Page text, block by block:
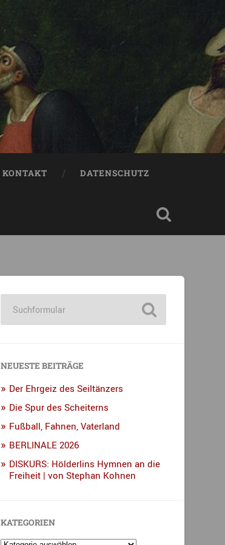
KONTAKT DATENSCHUTZ
NEUESTE BEITRÄGE
Der Ehrgeiz des Seiltänzers
Die Spur des Scheiterns
Fußball, Fahnen, Vaterland
BERLINALE 2026
DISKURS: Hölderlins Hymnen an die
Freiheit | von Stephan Kohnen
KATEGORIEN